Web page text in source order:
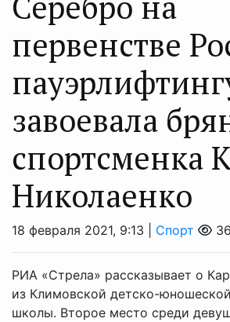
первенстве
завоевала
спортсменка
Николаенко
18 февраля 2021, 9:13 | Спорт
РИА «Стрела» рассказывает о
из Климовской детско-
школы. Второе место среди